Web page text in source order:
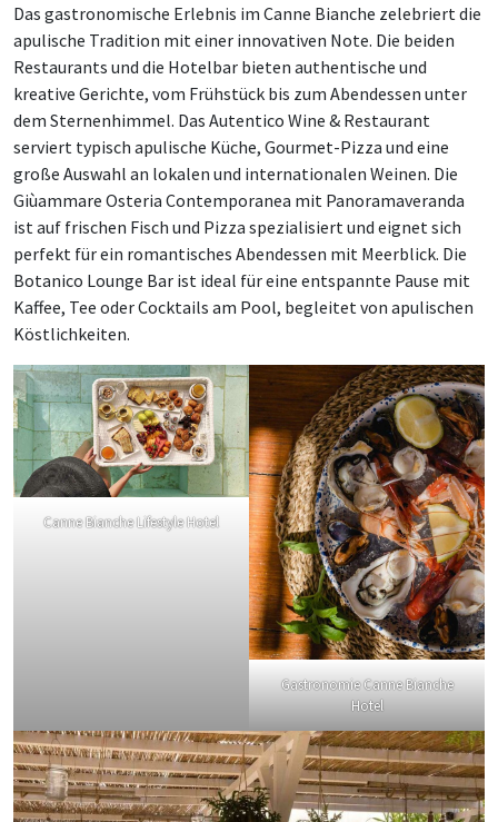
Das gastronomische Erlebnis im Canne Bianche zelebriert die
apulische Tradition mit einer innovativen Note. Die beiden
Restaurants und die Hotelbar bieten authentische und
kreative Gerichte, vom Frühstück bis zum Abendessen unter
dem Sternenhimmel. Das Autentico Wine & Restaurant
serviert typisch apulische Küche, Gourmet-Pizza und eine
große Auswahl an lokalen und internationalen Weinen. Die
Giùammare Osteria Contemporanea mit Panoramaveranda
ist auf frischen Fisch und Pizza spezialisiert und eignet sich
perfekt für ein romantisches Abendessen mit Meerblick. Die
Botanico Lounge Bar ist ideal für eine entspannte Pause mit
Kaffee, Tee oder Cocktails am Pool, begleitet von apulischen
Köstlichkeiten.
Canne Bianche Lifestyle Hotel
Gastronomie Canne Bianche
Hotel